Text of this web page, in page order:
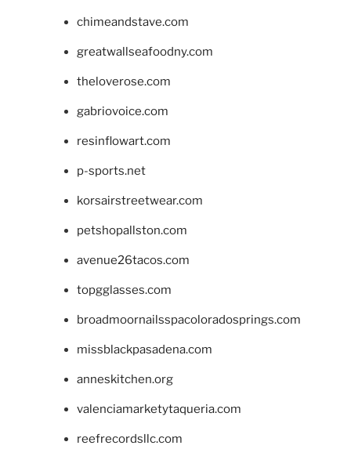
chimeandstave.com
greatwallseafoodny.com
theloverose.com
gabriovoice.com
resinflowart.com
p-sports.net
korsairstreetwear.com
petshopallston.com
avenue26tacos.com
topgglasses.com
broadmoornailsspacoloradosprings.com
missblackpasadena.com
anneskitchen.org
valenciamarketytaqueria.com
reefrecordsllc.com